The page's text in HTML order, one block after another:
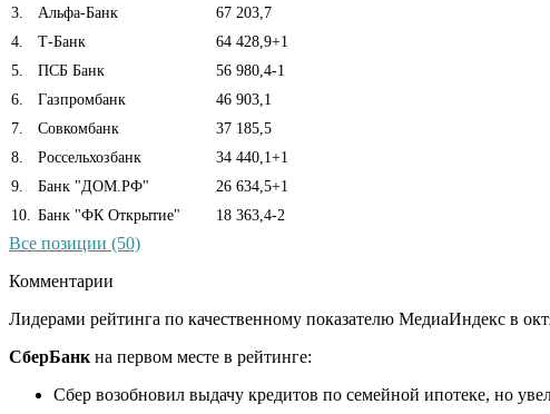
3
Альфа-Банк
67 203,7
4
Т-Банк 64 428,9+1
5
ПСБ Банк 56 980,4-1
6
Газпромбанк
46 903,1
7
Совкомбанк
37 185,5
8
Россельхозбанк 34 440,1 +1
9
Банк "ДОМ.РФ" 26 634,5+1
10
Банк "ФК Открытие" 18 363,4-2
Все позиции (50)
Комментарии
Лидерами рейтинга по качественному показателю МедиаИндекс в
СберБанк на первом месте в рейтинге:
Сбер возобновил выдачу кредитов по семейной ипотеке, но